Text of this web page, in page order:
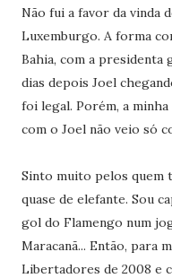
Não fui a favor da vinda
Luxemburgo. A forma
Bahia, com a presidenta
dias depois Joel
foi legal. Porém, a
com o Joel não veio só
Sinto muito pelos quem
quase de elefante. Sou
gol do Flamengo num
Maracanã... Então, para
Libertadores de 2008 e